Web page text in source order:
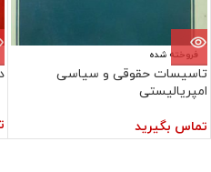
فروخته شده
تاسیسات حقوقی و سیاسی
امپریالیستی
تماس بگیرید